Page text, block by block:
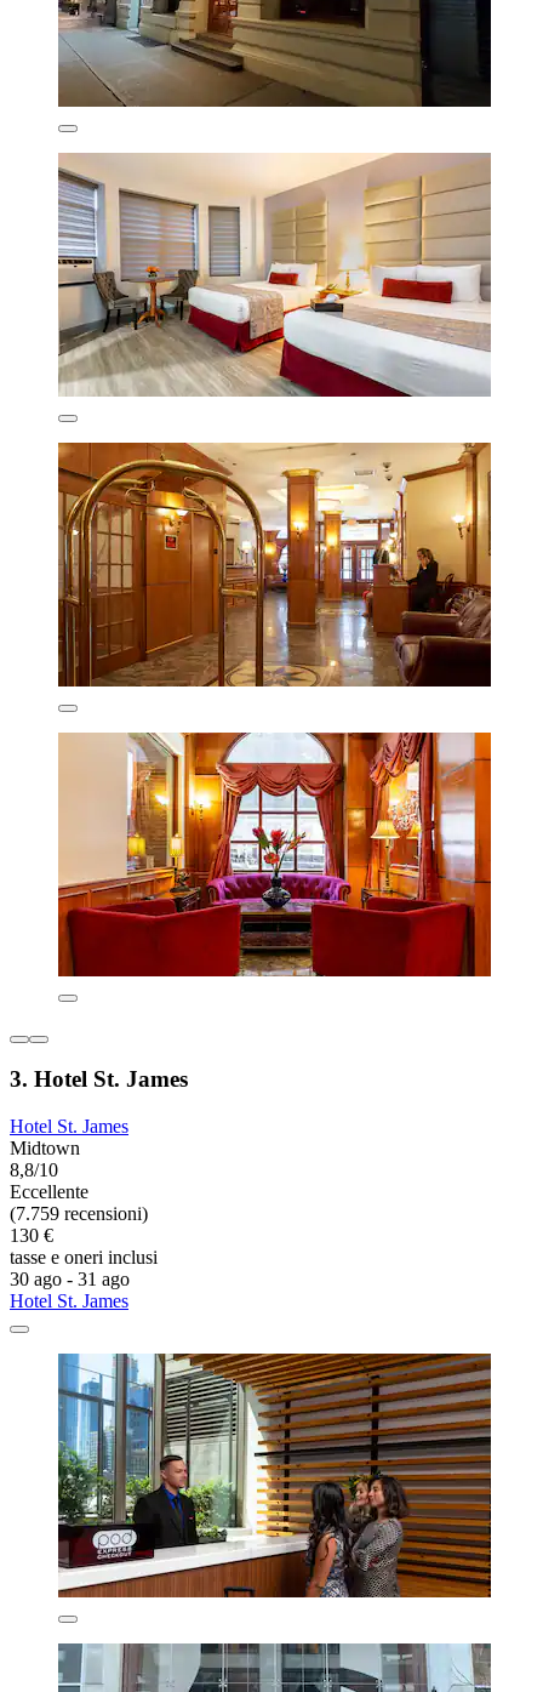
3. Hotel St. James
Hotel St. James
Midtown
8,8/10
Eccellente
(7.759 recensioni)
130 €
tasse e oneri inclusi
30 ago - 31 ago
Hotel St. James